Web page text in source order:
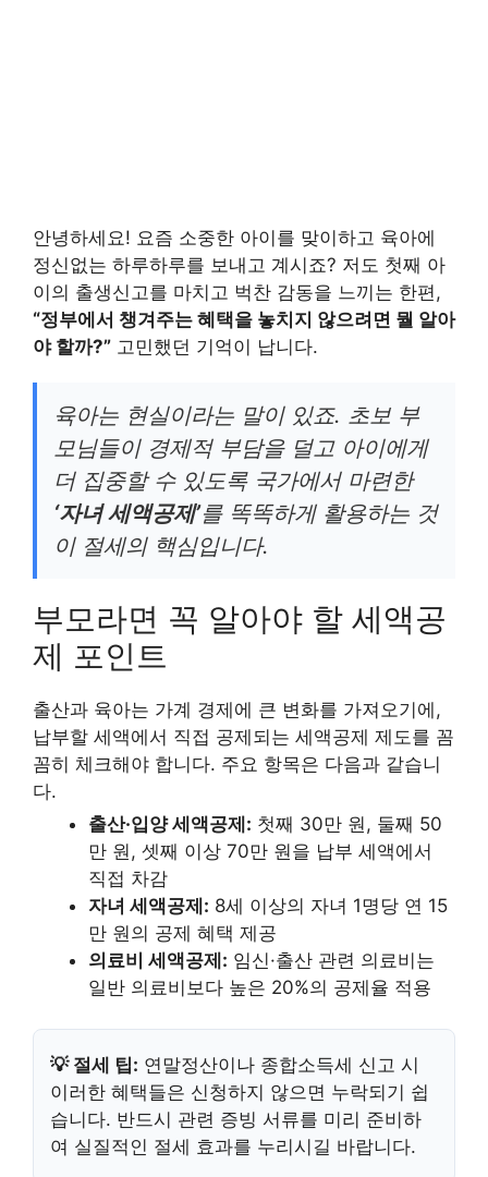
안녕하세요! 요즘 소중한 아이를 맞이하고 육아에
정신없는 하루하루를 보내고 계시죠? 저도 첫째 아
이의 출생신고를 마치고 벅찬 감동을 느끼는 한편,
“정부에서 챙겨주는 혜택을 놓치지 않으려면 뭘 알아
야 할까?” 고민했던 기억이 납니다.
육아는 현실이라는 말이 있죠. 초보 부
모님들이 경제적 부담을 덜고 아이에게
더 집중할 수 있도록 국가에서 마련한
‘자녀 세액공제’를 똑똑하게 활용하는 것
이 절세의 핵심입니다.
부모라면 꼭 알아야 할 세액공
제 포인트
출산과 육아는 가계 경제에 큰 변화를 가져오기에,
납부할 세액에서 직접 공제되는 세액공제 제도를 꼼
꼼히 체크해야 합니다. 주요 항목은 다음과 같습니
다.
출산·입양 세액공제: 첫째 30만 원, 둘째 50
만 원, 셋째 이상 70만 원을 납부 세액에서
직접 차감
자녀 세액공제: 8세 이상의 자녀 1명당 연 15
만 원의 공제 혜택 제공
의료비 세액공제: 임신·출산 관련 의료비는
일반 의료비보다 높은 20%의 공제율 적용
💡 절세 팁: 연말정산이나 종합소득세 신고 시
이러한 혜택들은 신청하지 않으면 누락되기 쉽
습니다. 반드시 관련 증빙 서류를 미리 준비하
여 실질적인 절세 효과를 누리시길 바랍니다.